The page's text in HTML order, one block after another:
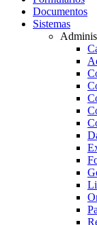
Documentos
Sistemas